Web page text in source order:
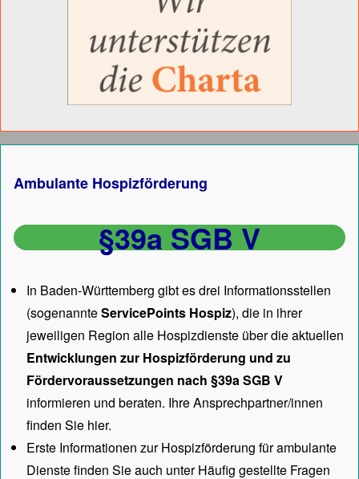
Ambulante Hospizförderung
§39a SGB V
In Baden-Württemberg gibt es drei Informationsstellen
(sogenannteServicePoints Hospiz), die in ihrer
jeweiligen Region alle Hospizdienste über die aktuellen
Entwicklungen zur Hospizförderung und zu
Fördervoraussetzungen nach §39a SGB V
informieren und beraten. Ihre Ansprechpartner/innen
finden Sie hier.
Erste Informationen zur Hospizförderung für ambulante
Dienste finden Sie auch unterHäufig gestellte Fragen